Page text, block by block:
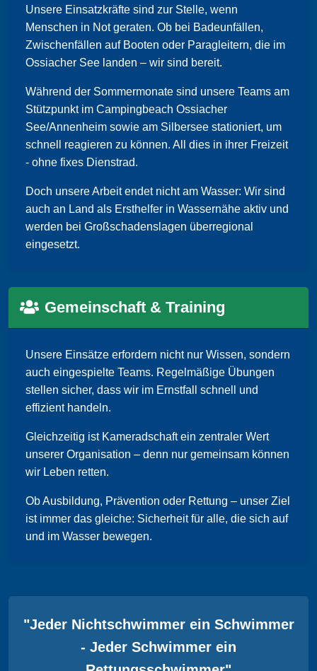
Unsere Einsatzkräfte sind zur Stelle, wenn
Menschen in Not geraten. Ob bei Badeunfällen,
Zwischenfällen auf Booten oder Paragleitern, die im
Ossiacher See landen – wir sind bereit.
Während der Sommermonate sind unsere Teams am
Stützpunkt im Campingbeach Ossiacher
See/Annenheim sowie am Silbersee stationiert, um
schnell reagieren zu können. All dies in ihrer Freizeit
- ohne fixes Dienstrad.
Doch unsere Arbeit endet nicht am Wasser: Wir sind
auch an Land als Ersthelfer in Wassernähe aktiv und
werden bei Großschadenslagen überregional
eingesetzt.
Gemeinschaft & Training
Unsere Einsätze erfordern nicht nur Wissen, sondern
auch eingespielte Teams. Regelmäßige Übungen
stellen sicher, dass wir im Ernstfall schnell und
effizient handeln.
Gleichzeitig ist Kameradschaft ein zentraler Wert
unserer Organisation – denn nur gemeinsam können
wir Leben retten.
Ob Ausbildung, Prävention oder Rettung – unser Ziel
ist immer das gleiche: Sicherheit für alle, die sich auf
und im Wasser bewegen.
"Jeder Nichtschwimmer ein Schwimmer
- Jeder Schwimmer ein